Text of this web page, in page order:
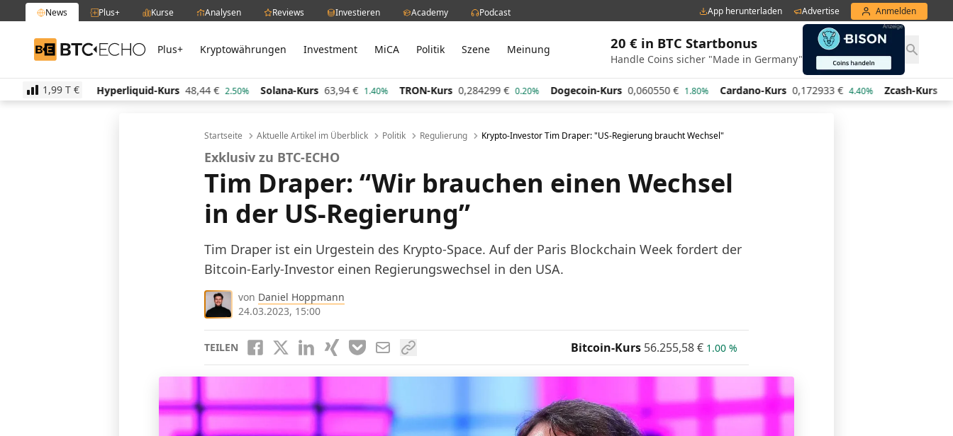
News Plus+ Kurse Analysen Reviews Investieren Academy Podcast App herunterladen Advertise Anmelden
BTC-ECHO Plus+ Kryptowährungen Investment MiCA Politik Szene Meinung 20 € in BTC Startbonus
Handle Coins sicher "Made in Germany"
1,99 T €
Hyperliquid-Kurs 48,44 € 2.50% Solana-Kurs 63,94 € 1.40% TRON-Kurs 0,284299 € 0.20% Dogecoin-Kurs 0,060550 € 1.80% Cardano-Kurs 0,172933 € 4.40% Zcash-Kurs 440,44 € 4.00%
Startseite Aktuelle Artikel im Überblick Politik Regulierung Krypto-Investor Tim Draper: "US-Regierung braucht Wechsel"
Exklusiv zu BTC-ECHO
Tim Draper: “Wir brauchen einen Wechsel
in der US-Regierung”
Tim Draper ist ein Urgestein des Krypto-Space. Auf der Paris Blockchain Week fordert der
Bitcoin-Early-Investor einen Regierungswechsel in den USA.
von Daniel Hoppmann
24.03.2023, 15:00
TEILEN Bitcoin-Kurs 56.255,58€ 1.00 %